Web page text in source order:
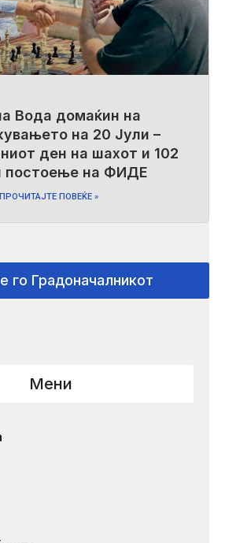
Вода домаќин на
на 20 Јули –
ден на шахот и 102
постоење на ФИДЕ
ПРОЧИТАЈТЕ ПОВЕЌЕ »
го Градоначалникот
Мени